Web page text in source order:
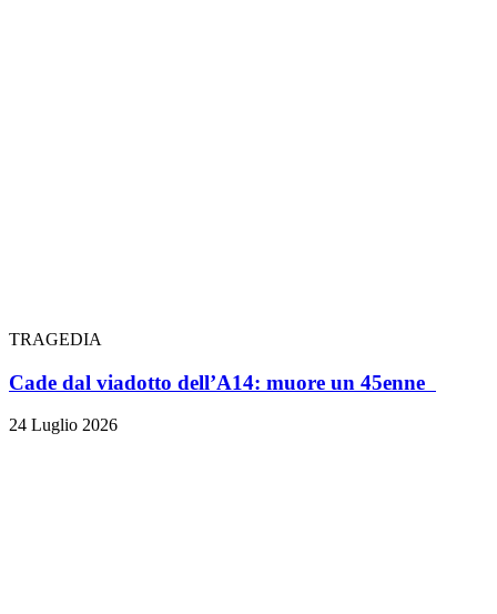
TRAGEDIA
Cade dal viadotto dell’A14: muore un 45enne
24 Luglio 2026